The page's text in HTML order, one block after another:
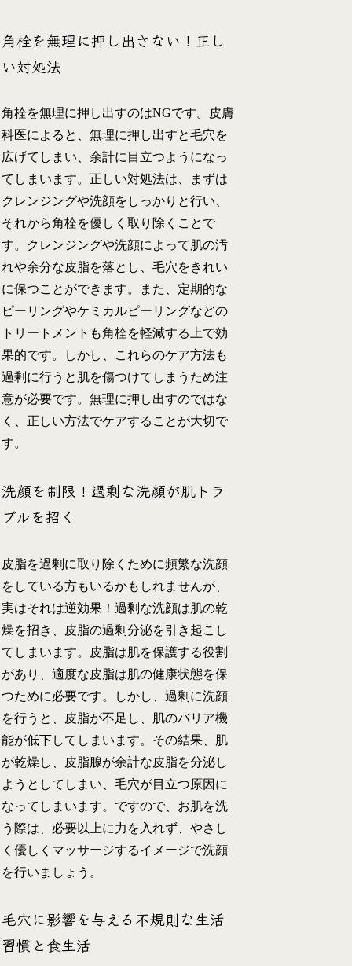
角栓を無理に押し出さない！正し
い対処法
角栓を無理に押し出すのはNGです。皮膚
科医によると、無理に押し出すと毛穴を
広げてしまい、余計に目立つようになっ
てしまいます。正しい対処法は、まずは
クレンジングや洗顔をしっかりと行い、
それから角栓を優しく取り除くことで
す。クレンジングや洗顔によって肌の汚
れや余分な皮脂を落とし、毛穴をきれい
に保つことができます。また、定期的な
ピーリングやケミカルピーリングなどの
トリートメントも角栓を軽減する上で効
果的です。しかし、これらのケア方法も
過剰に行うと肌を傷つけてしまうため注
意が必要です。無理に押し出すのではな
く、正しい方法でケアすることが大切で
す。
洗顔を制限！過剰な洗顔が肌トラ
ブルを招く
皮脂を過剰に取り除くために頻繁な洗顔
をしている方もいるかもしれませんが、
実はそれは逆効果！過剰な洗顔は肌の乾
燥を招き、皮脂の過剰分泌を引き起こし
てしまいます。皮脂は肌を保護する役割
があり、適度な皮脂は肌の健康状態を保
つために必要です。しかし、過剰に洗顔
を行うと、皮脂が不足し、肌のバリア機
能が低下してしまいます。その結果、肌
が乾燥し、皮脂腺が余計な皮脂を分泌し
ようとしてしまい、毛穴が目立つ原因に
なってしまいます。ですので、お肌を洗
う際は、必要以上に力を入れず、やさし
く優しくマッサージするイメージで洗顔
を行いましょう。
毛穴に影響を与える不規則な生活
習慣と食生活